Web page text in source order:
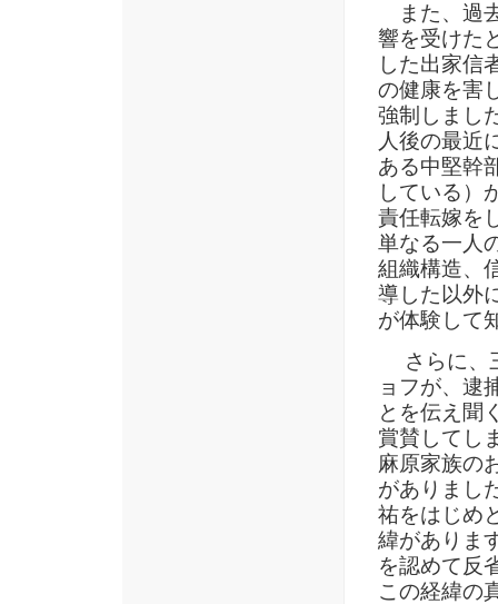
また、過
響を受けた
した出家信
の健康を害
強制しまし
人後の最近
ある中堅幹
している）
責任転嫁を
単なる一人
組織構造、
導した以外
が体験して
さらに、
ョフが、逮
とを伝え聞
賞賛してし
麻原家族の
がありまし
祐をはじめ
緯がありま
を認めて反
この経緯の